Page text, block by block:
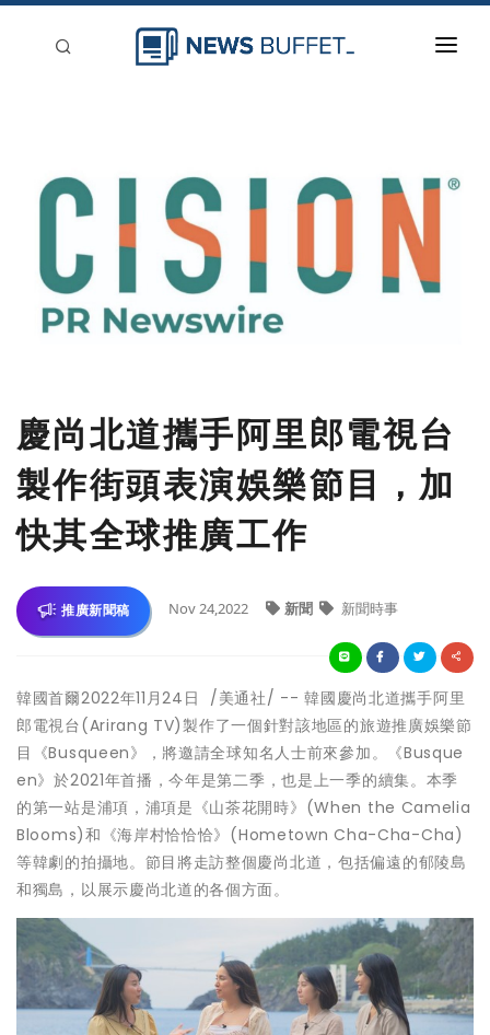
登入
慶尚北道攜手阿里郎電視台
製作街頭表演娛樂節目，加
快其全球推廣工作
推廣新聞稿 Nov 24,2022 新聞 新聞時事
韓國首爾2022年11月24日
/美通社/ -- 韓國慶尚北道攜手阿里
郎電視台(Arirang TV)製作了一個針對該地區的旅遊推廣娛樂節
目《Busqueen》，將邀請全球知名人士前來參加。《Busque
en》於2021年首播，今年是第二季，也是上一季的續集。本季
的第一站是浦項，浦項是《山茶花開時》(When the Camelia
Blooms)和《海岸村恰恰恰》(Hometown Cha-Cha-Cha)
等韓劇的拍攝地。節目將走訪整個慶尚北道，包括偏遠的郁陵島
和獨島，以展示慶尚北道的各個方面。